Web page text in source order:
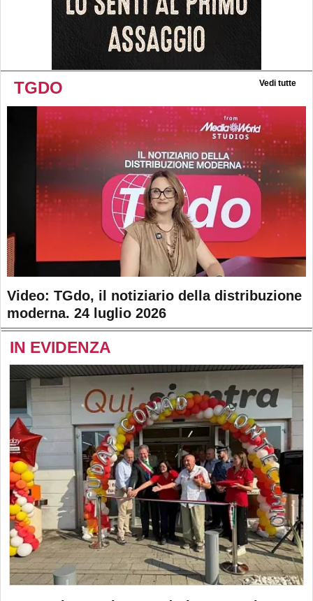
TGDO Vedi tutte
Video: TGdo, il notiziario della distribuzione
moderna. 24 luglio 2026
IN EVIDENZA